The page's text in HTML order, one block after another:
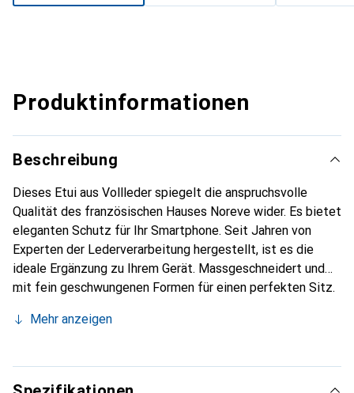
Produktinformationen
Beschreibung
Dieses Etui aus Vollleder spiegelt die anspruchsvolle
Qualität des französischen Hauses Noreve wider. Es bietet
eleganten Schutz für Ihr Smartphone. Seit Jahren von
Experten der Lederverarbeitung hergestellt, ist es die
ideale Ergänzung zu Ihrem Gerät. Massgeschneidert und
mit fein geschwungenen Formen für einen perfekten Sitz.
Smartphone. Die Marke Noreve ist international für ihre
für den anspruchsvollen Kunden.
Mehr anzeigen